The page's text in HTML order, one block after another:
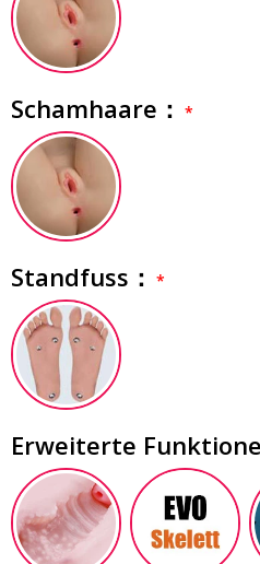
Schamhaare：
Standfuss：
Erweiterte